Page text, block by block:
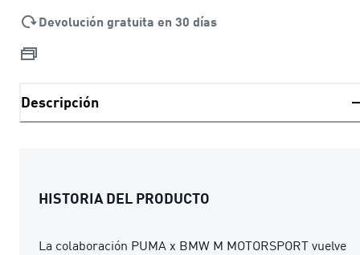
Devolución gratuita en 30 días
Descripción
HISTORIA DEL PRODUCTO
La colaboración PUMA x BMW M MOTORSPORT vuelve